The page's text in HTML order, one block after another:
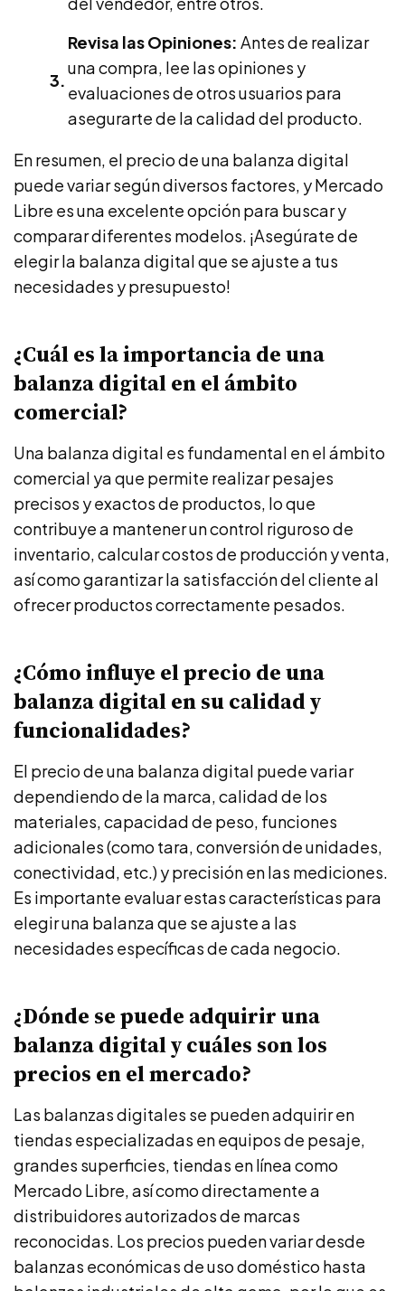
Revisa las Opiniones: Antes de realizar
una compra, lee las opiniones y
evaluaciones de otros usuarios para
asegurarte de la calidad del producto.
En resumen, el precio de una balanza digital
puede variar según diversos factores, y Mercado
Libre es una excelente opción para buscar y
comparar diferentes modelos. ¡Asegúrate de
elegir la balanza digital que se ajuste a tus
necesidades y presupuesto!
¿Cuál es la importancia de una
balanza digital en el ámbito
comercial?
Una balanza digital es fundamental en el ámbito
comercial ya que permite realizar pesajes
precisos y exactos de productos, lo que
contribuye a mantener un control riguroso de
inventario, calcular costos de producción y venta,
así como garantizar la satisfacción del cliente al
ofrecer productos correctamente pesados.
¿Cómo influye el precio de una
balanza digital en su calidad y
funcionalidades?
El precio de una balanza digital puede variar
dependiendo de la marca, calidad de los
materiales, capacidad de peso, funciones
adicionales (como tara, conversión de unidades,
conectividad, etc.) y precisión en las mediciones.
Es importante evaluar estas características para
elegir una balanza que se ajuste a las
necesidades específicas de cada negocio.
¿Dónde se puede adquirir una
balanza digital y cuáles son los
precios en el mercado?
Las balanzas digitales se pueden adquirir en
tiendas especializadas en equipos de pesaje,
grandes superficies, tiendas en línea como
Mercado Libre, así como directamente a
distribuidores autorizados de marcas
reconocidas. Los precios pueden variar desde
balanzas económicas de uso doméstico hasta